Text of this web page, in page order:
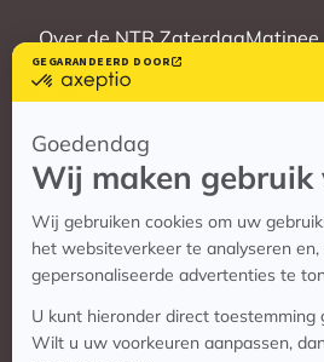
Over de NTR ZaterdagMatinee
Vrienden
Veelgestelde vragen
Contact
Contact